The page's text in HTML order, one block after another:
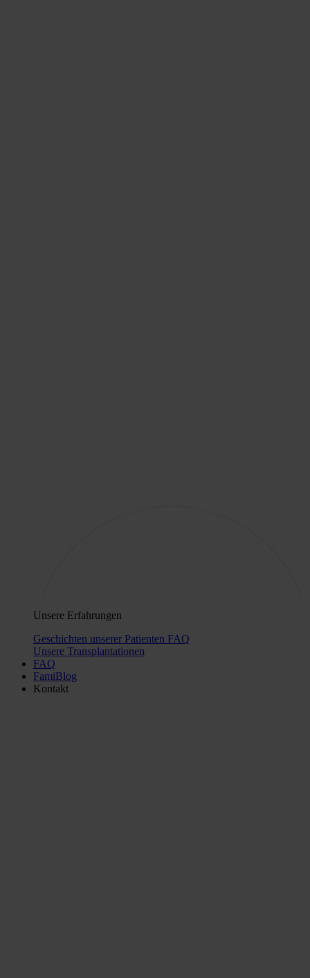
Unsere Erfahrungen
Geschichten unserer Patienten FAQ
Unsere Transplantationen
FAQ
FamiBlog
Kontakt